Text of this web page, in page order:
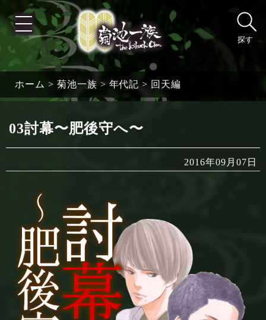
探す
ホーム > 菊池一族 > 年代記 > 回天編
03討幕〜肥後守へ〜
2016年09月07日